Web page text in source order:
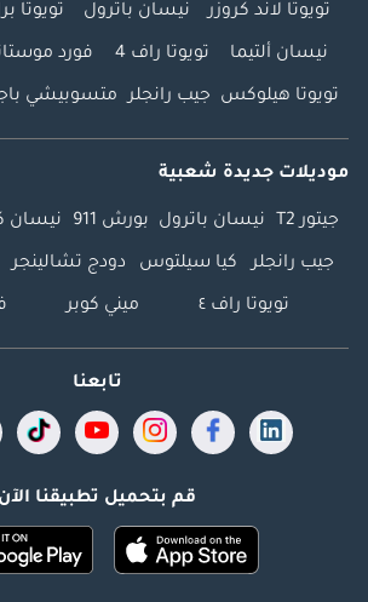
تويوتا لاند كروزر نيسان باترول تويوتا
نيسان ألتيما تويوتا راف 4 فورد
تويوتا هيلوكس جيب رانجلر متسوبيشي
موديلات جديدة شعبية
جيتور T2 نيسان باترول بورش 911
جيب رانجلر كيا سيلتوس دودج تشالينجر
تويوتا راف ٤ ميني كوبر
تابعنا
قم بتحميل تطبيقنا الآن